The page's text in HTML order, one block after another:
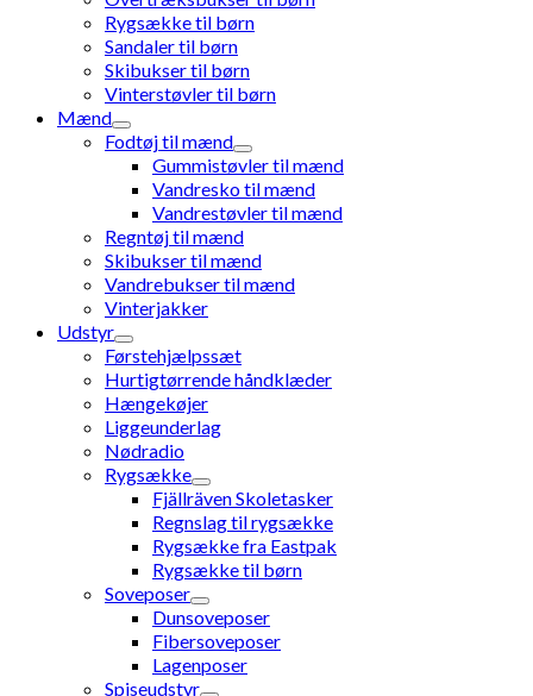
Rygsække til børn
Sandaler til børn
Skibukser til børn
Vinterstøvler til børn
Mænd
Fodtøj til mænd
Gummistøvler til mænd
Vandresko til mænd
Vandrestøvler til mænd
Regntøj til mænd
Skibukser til mænd
Vandrebukser til mænd
Vinterjakker
Udstyr
Førstehjælpssæt
Hurtigtørrende håndklæder
Hængekøjer
Liggeunderlag
Nødradio
Rygsække
Fjällräven Skoletasker
Regnslag til rygsække
Rygsække fra Eastpak
Rygsække til børn
Soveposer
Dunsoveposer
Fibersoveposer
Lagenposer
Spiseudstyr